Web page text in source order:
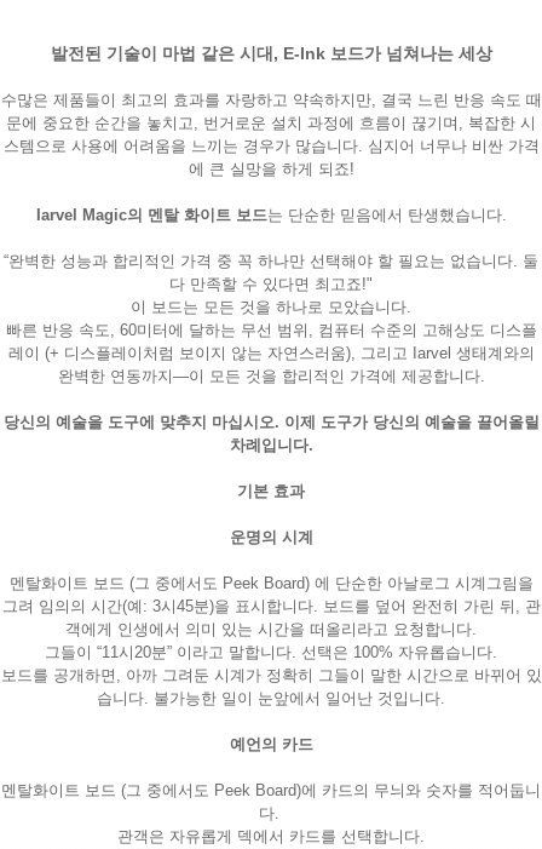
PAYCO 바로
발전된 기술이 마법 같은 시대, E-Ink 보드가 넘쳐나는 세상
수많은 제품들이 최고의 효과를 자랑하고 약속하지만, 결국 느린 반응 속도 때
문에 중요한 순간을 놓치고, 번거로운 설치 과정에 흐름이 끊기며, 복잡한 시
스템으로 사용에 어려움을 느끼는 경우가 많습니다. 심지어 너무나 비싼 가격
에 큰 실망을 하게 되죠!
Iarvel Magic의 멘탈 화이트 보드는 단순한 믿음에서 탄생했습니다.
“완벽한 성능과 합리적인 가격 중 꼭 하나만 선택해야 할 필요는 없습니다. 둘
다 만족할 수 있다면 최고죠!"
이 보드는 모든 것을 하나로 모았습니다.
빠른 반응 속도, 60미터에 달하는 무선 범위, 컴퓨터 수준의 고해상도 디스플
레이 (+ 디스플레이처럼 보이지 않는 자연스러움), 그리고 Iarvel 생태계와의
완벽한 연동까지—이 모든 것을 합리적인 가격에 제공합니다.
당신의 예술을 도구에 맞추지 마십시오. 이제 도구가 당신의 예술을 끌어올릴
차례입니다.
기본 효과
운명의 시계
멘탈화이트 보드 (그 중에서도 Peek Board) 에 단순한 아날로그 시계그림을
그려 임의의 시간(예: 3시45분)을 표시합니다. 보드를 덮어 완전히 가린 뒤, 관
객에게 인생에서 의미 있는 시간을 떠올리라고 요청합니다.
그들이 “11시20분” 이라고 말합니다. 선택은 100% 자유롭습니다.
보드를 공개하면, 아까 그려둔 시계가 정확히 그들이 말한 시간으로 바뀌어 있
습니다. 불가능한 일이 눈앞에서 일어난 것입니다.
예언의 카드
멘탈화이트 보드 (그 중에서도 Peek Board)에 카드의 무늬와 숫자를 적어둡니
다.
관객은 자유롭게 덱에서 카드를 선택합니다.